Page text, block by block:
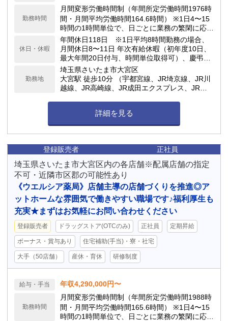
勤務時間
月間変形労働時間制（年間所定労働時間1976時
間・月間平均労働時間164.6時間） ※1日4〜15
時間の1時間単位で、日ごとに業務の繁閑に応じ
て勤務時間を設定します。
休日・休暇
年間休日118日 ※1日平均8時間勤務の場合、
月間休日8〜11日 年次有給休暇（初年度10日、
最大年間20日付与、時間単位取得可）、慶弔休
暇、子の看護休暇、介護休暇 他
勤務地
埼玉県さいたま市大宮区
大宮駅 徒歩10分 （宇都宮線、JR埼京線、JR川
越線、JR高崎線、JR成田エクスプレス、JR京
線）） / さいたま新都心駅 徒歩12分 （宇都宮
線、JR高崎線、JR京浜東北線） / 大宮駅 徒歩1
2分 （ニューシャトル）
詳細を見る
登録販売者 正社員
埼玉県さいたま市大宮区内の各店舗※配属店舗の指定
不可・近隣市区郡の可能性あり
《ウエルシア薬局》店舗主導の店舗づくりを推進◎ア
ットホームな雰囲気で働きやすい職場です♪福利厚生も
充実★まずはお気軽にお問い合わせください
登録販売者 ドラッグストア(OTCのみ) 正社員 定期昇給
ボーナス・賞与あり 住宅補助(手当)・寮・社宅
大手（50店舗） 産休・育休 研修制度
給与・手当 年収4,290,000円〜
勤務時間
月間変形労働時間制（年間所定労働時間1988時
間・月間平均労働時間165.6時間） ※1日4〜15
時間の1時間単位で、日ごとに業務の繁閑に応じ